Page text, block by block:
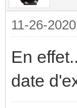
11-26-
En
date